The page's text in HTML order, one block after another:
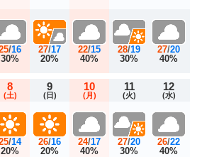
/16
30%
27/17
20%
22/15
40%
28/19
30%
27/20
40%
8
(土)
/14
20%
9
(日)
26/16
20%
10
(月)
24/17
40%
11
(火)
27/20
30%
12
(水)
26/22
40%